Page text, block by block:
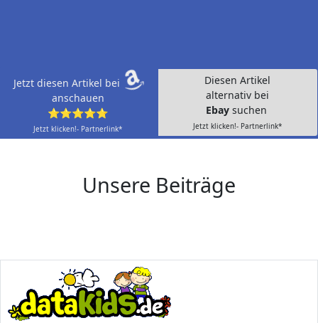
Jetzt diesen Artikel bei
anschauen
⭐⭐⭐⭐⭐
Jetzt klicken!- Partnerlink*
Diesen Artikel
alternativ bei
Ebay suchen
Jetzt klicken!- Partnerlink*
Unsere Beiträge